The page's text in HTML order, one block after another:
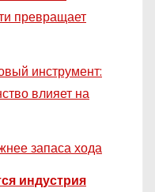
превращает
инструмент:
влияет на
запаса хода
индустрия